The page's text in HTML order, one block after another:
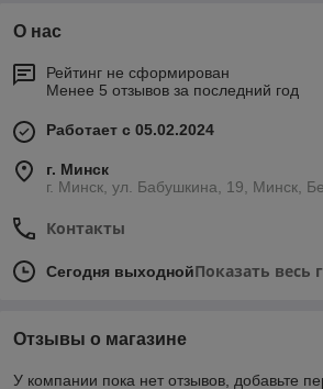
О нас
Рейтинг не сформирован
Менее 5 отзывов за последний год
Работает с 05.02.2024
г. Минск
г. Минск, ул. Бабушкина, 19, Минск,
Контакты
Сегодня выходнойПоказать весь
Отзывы о магазине
У компании пока нет отзывов, добавьте